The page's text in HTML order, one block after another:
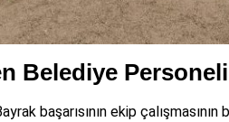
Belediye
başarısının ekip